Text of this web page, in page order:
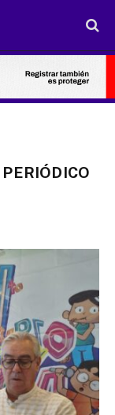
PERIÓDICO